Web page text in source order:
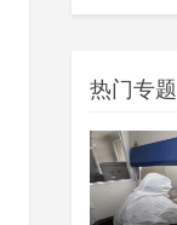
04-14
热门专题